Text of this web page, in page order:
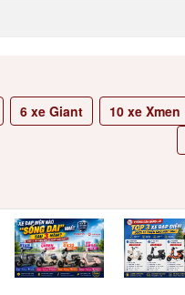
6xe Giant 10xe Xmen